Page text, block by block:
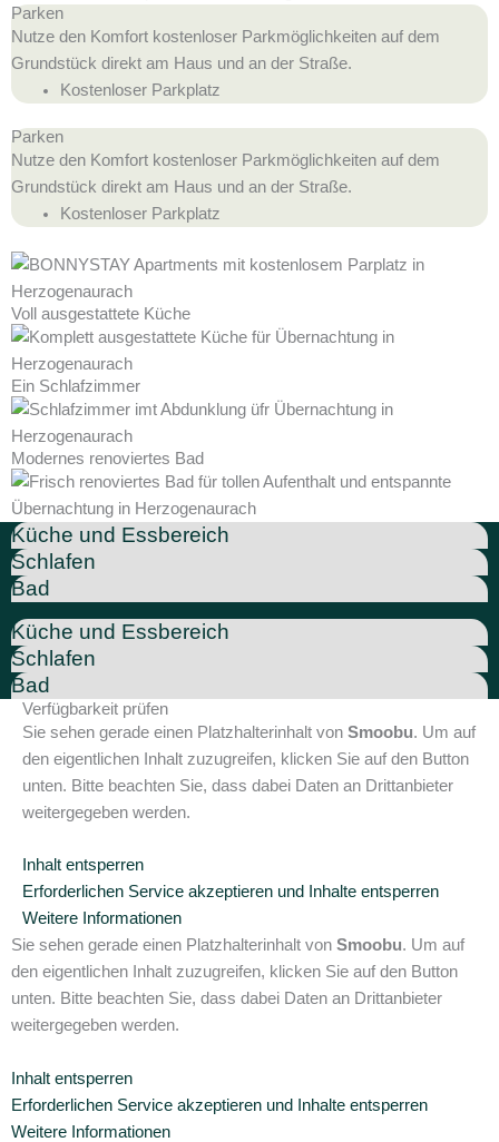
Parken
Nutze den Komfort kostenloser Parkmöglichkeiten auf dem
Grundstück direkt am Haus und an der Straße.
Kostenloser Parkplatz
Parken
Nutze den Komfort kostenloser Parkmöglichkeiten auf dem
Grundstück direkt am Haus und an der Straße.
Kostenloser Parkplatz
Voll ausgestattete Küche
Ein Schlafzimmer
Modernes renoviertes Bad
Küche und Essbereich
Schlafen
Bad
Küche und Essbereich
Schlafen
Bad
Verfügbarkeit prüfen
Sie sehen gerade einen Platzhalterinhalt von Smoobu. Um auf
den eigentlichen Inhalt zuzugreifen, klicken Sie auf den Button
unten. Bitte beachten Sie, dass dabei Daten an Drittanbieter
weitergegeben werden.
Inhalt entsperren
Erforderlichen Service akzeptieren und Inhalte entsperren
Weitere Informationen
Sie sehen gerade einen Platzhalterinhalt von Smoobu. Um auf
den eigentlichen Inhalt zuzugreifen, klicken Sie auf den Button
unten. Bitte beachten Sie, dass dabei Daten an Drittanbieter
weitergegeben werden.
Inhalt entsperren
Erforderlichen Service akzeptieren und Inhalte entsperren
Weitere Informationen